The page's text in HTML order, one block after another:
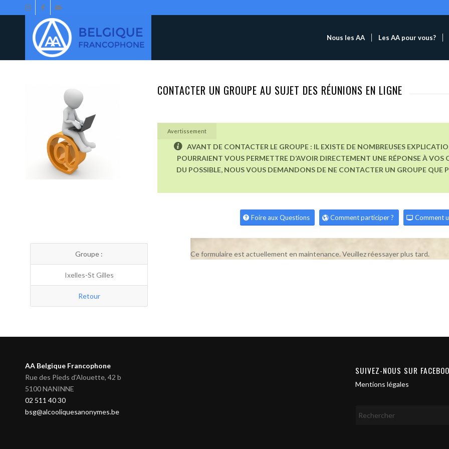
Nous les AA Les AA pour vous?
CONTACTER UN GROUPE AU SUJET DES RÉUNIONS EN LIGNE
Avertissement
AVANT DE CONTACTER LE GROUPE : IL EXISTE DE NOMBREUSES
POURRAIENT VOUS PERMETTRE D’AVOIR DIRECTEMENT UNE RÉPONSE À VOS
DU POSSIBLE, NOUS VOUS DEMANDONS DE NE CONTACTER UN GROUPE QUE
Foire aux Questions Comment participer ? Comment
Groupe :
Ixelles-St Gilles
Retour
Ce formulaire est actuellement en maintenance. Veuillez réessayer plus tard.
AA Belgique Francophone
Rue des Pieds d'Alouette, 42 b
5100 NANINNE
02 511 40 30
bsg@alcooliquesanonymes.be
SUIVEZ-NOUS SUR
Mentions légales